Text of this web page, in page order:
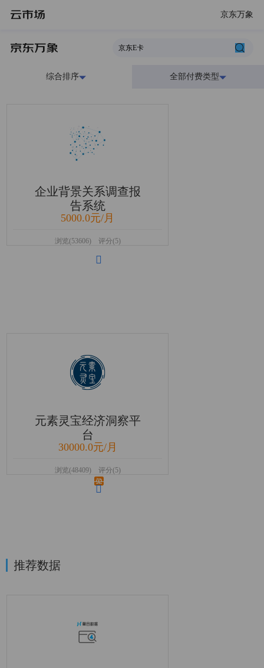
京东万象
综合排序 全部付费类型
企业背景关系调查报
告系统
5000.0元/月
浏览(53606) 评分(5)
元素灵宝经济洞察平
台
30000.0元/月
浏览(48409) 评分(5)
推荐数据